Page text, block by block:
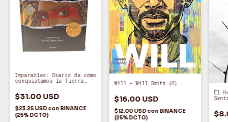
Imparables: Diario de cómo
conquistamos la Tierra
Harari (O)
$31.00 USD
$23.25 USDcon BINANCE
(25% DCTO)
Will - Will Smith (O)
$16.00 USD
$12.00 USDcon BINANCE
(25% DCTO)
El